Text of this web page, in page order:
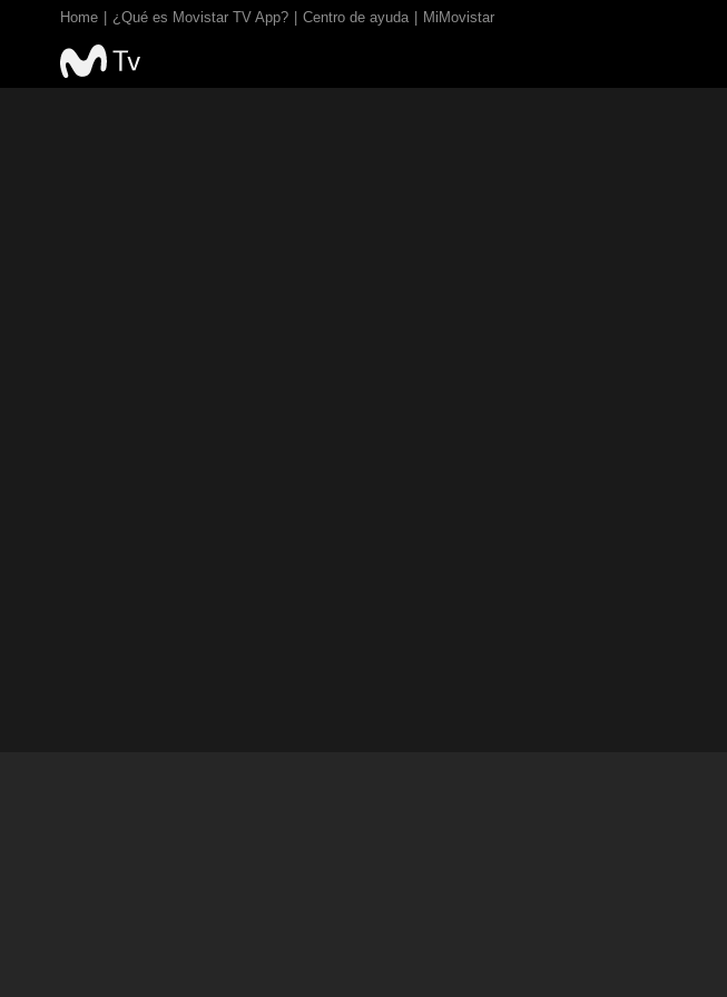
Home ¿Qué es Movistar TV App? Centro de ayuda MiMovistar